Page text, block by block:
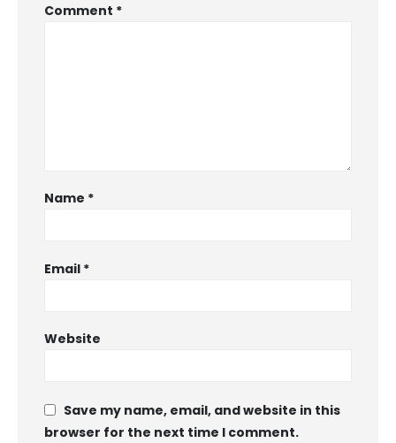
Comment *
Name *
Email *
Website
Save my name, email, and website in this
browser for the next time I comment.